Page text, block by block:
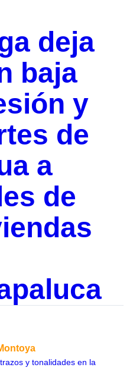
deja
baja
y
de
a
de
y tonalidades en la